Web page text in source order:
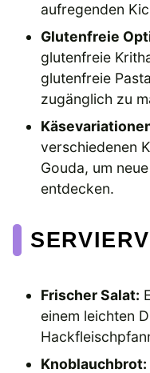
aufregenden
Glutenfreie
glutenfreie
glutenfreie
zugänglich zu
verschiedenen
Gouda, um
entdecken.
Frischer Salat:
einem leichten
Knoblauchbrot: